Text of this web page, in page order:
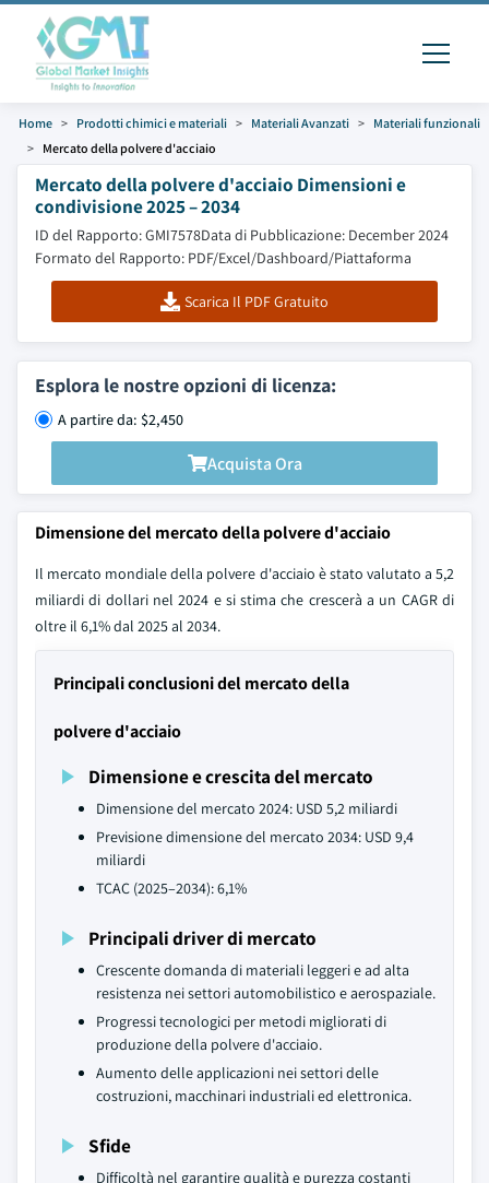
Home Prodotti chimici e materiali Materiali Avanzati
Materiali funzionali
Mercato della polvere d'acciaio
Mercato della polvere d'acciaio Dimensioni e
condivisione 2025 – 2034
ID del Rapporto: GMI7578Data di Pubblicazione: December 2024
Formato del Rapporto: PDF/Excel/Dashboard/Piattaforma
Scarica Il PDF Gratuito
Esplora le nostre opzioni di licenza:
A partire da: $2,450
Acquista Ora
Dimensione del mercato della polvere d'acciaio
Il mercato mondiale della polvere d'acciaio è stato valutato a 5,2
miliardi di dollari nel 2024 e si stima che crescerà a un CAGR di
oltre il 6,1% dal 2025 al 2034.
Principali conclusioni del mercato della
polvere d'acciaio
Dimensione e crescita del mercato
Dimensione del mercato 2024: USD 5,2 miliardi
Previsione dimensione del mercato 2034: USD 9,4
miliardi
TCAC (2025–2034): 6,1%
Principali driver di mercato
Crescente domanda di materiali leggeri e ad alta
resistenza nei settori automobilistico e aerospaziale.
Progressi tecnologici per metodi migliorati di
produzione della polvere d'acciaio.
Aumento delle applicazioni nei settori delle
costruzioni, macchinari industriali ed elettronica.
Sfide
Difficoltà nel garantire qualità e purezza costanti